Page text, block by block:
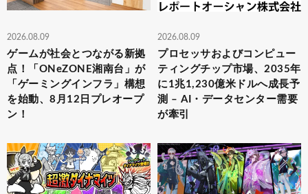
2026.08.09
ゲームが社会とつながる新拠
点！「ONeZONE湘南台」が
「ゲーミングインフラ」構想
を始動、8月12日プレオープ
ン！
2026.08.09
プロセッサおよびコンピュー
ティングチップ市場、2035年
に1兆1,230億米ドルへ成長予
測 – AI・データセンター需要
が牽引